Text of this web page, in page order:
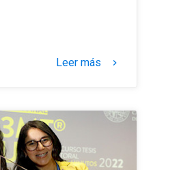
Leer más keyboard_arrow_right